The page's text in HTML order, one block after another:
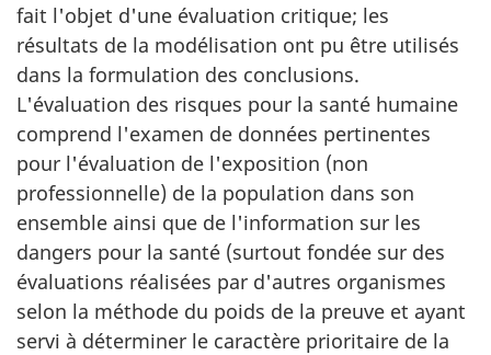
fait l'objet d'une évaluation critique; les
résultats de la modélisation ont pu être utilisés
dans la formulation des conclusions.
L'évaluation des risques pour la santé humaine
comprend l'examen de données pertinentes
pour l'évaluation de l'exposition (non
professionnelle) de la population dans son
ensemble ainsi que de l'information sur les
dangers pour la santé (surtout fondée sur des
évaluations réalisées par d'autres organismes
selon la méthode du poids de la preuve et ayant
servi à déterminer le caractère prioritaire de la